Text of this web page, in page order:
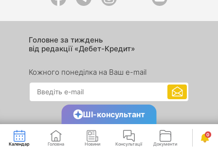
Головне за тиждень
від редакції «Дебет-Кредит»
Кожного понеділка на Ваш e-mail
Календар Головна Новини Консультації Документи Сервіси
0
ШІ-консультант